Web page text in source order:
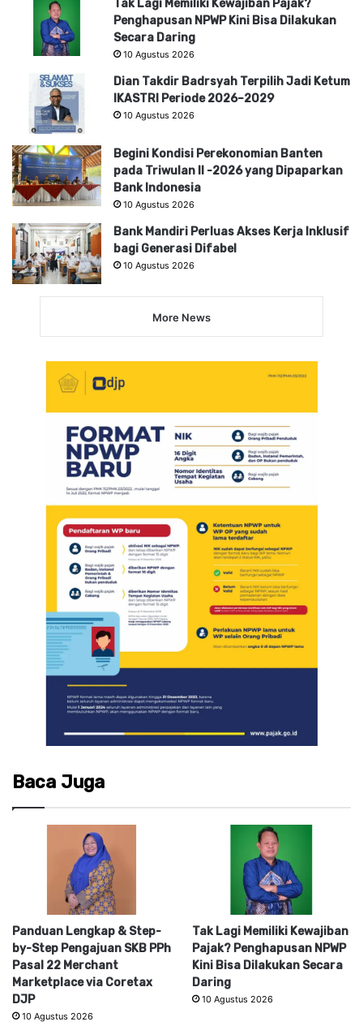
Tak Lagi Memiliki Kewajiban Pajak?
Penghapusan NPWP Kini Bisa Dilakukan
Secara Daring
10 Agustus 2026
Dian Takdir Badrsyah Terpilih Jadi Ketum
IKASTRI Periode 2026–2029
10 Agustus 2026
Begini Kondisi Perekonomian Banten
pada Triwulan II -2026 yang Dipaparkan
Bank Indonesia
10 Agustus 2026
Bank Mandiri Perluas Akses Kerja Inklusif
bagi Generasi Difabel
10 Agustus 2026
More News
Baca Juga
Panduan Lengkap & Step-
by-Step Pengajuan SKB PPh
Pasal 22 Merchant
Marketplace via Coretax
DJP
10 Agustus 2026
Tak Lagi Memiliki Kewajiban
Pajak? Penghapusan NPWP
Kini Bisa Dilakukan Secara
Daring
10 Agustus 2026